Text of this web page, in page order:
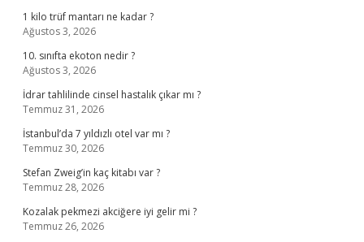
1 kilo trüf mantarı ne kadar ?
Ağustos 3, 2026
10. sınıfta ekoton nedir ?
Ağustos 3, 2026
İdrar tahlilinde cinsel hastalık çıkar mı ?
Temmuz 31, 2026
İstanbul’da 7 yıldızlı otel var mı ?
Temmuz 30, 2026
Stefan Zweig’in kaç kitabı var ?
Temmuz 28, 2026
Kozalak pekmezi akciğere iyi gelir mi ?
Temmuz 26, 2026